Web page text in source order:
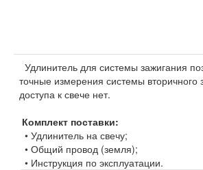
Удлинитель для системы зажигания
точные измерения системы вторичного
доступа к свече нет.
Комплект поставки:
• Удлинитель на свечу;
• Общий провод (земля);
• Инструкция по эксплуатации.